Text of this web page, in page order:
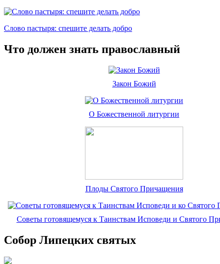
Слово пастыря: спешите делать добро
Что должен знать православный
Закон Божий
О Божественной литургии
Плоды Святого Причащения
Советы готовящемуся к Таинствам Исповеди и Святого
Собор Липецких святых